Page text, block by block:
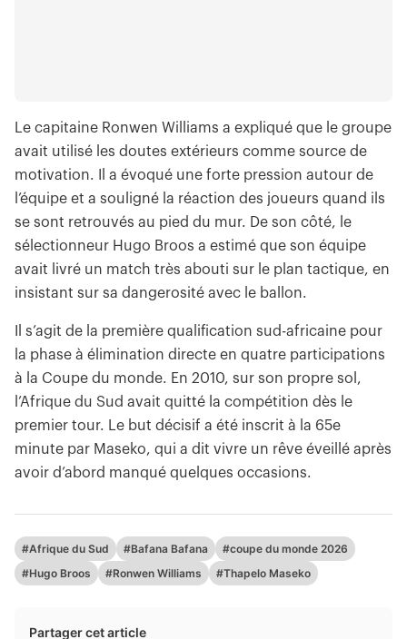
Le capitaine Ronwen Williams a expliqué que le groupe
avait utilisé les doutes extérieurs comme source de
motivation. Il a évoqué une forte pression autour de
l’équipe et a souligné la réaction des joueurs quand ils
se sont retrouvés au pied du mur. De son côté, le
sélectionneur Hugo Broos a estimé que son équipe
avait livré un match très abouti sur le plan tactique, en
insistant sur sa dangerosité avec le ballon.
Il s’agit de la première qualification sud-africaine pour
la phase à élimination directe en quatre participations
à la Coupe du monde. En 2010, sur son propre sol,
l’Afrique du Sud avait quitté la compétition dès le
premier tour. Le but décisif a été inscrit à la 65e
minute par Maseko, qui a dit vivre un rêve éveillé après
avoir d’abord manqué quelques occasions.
#Afrique du Sud #Bafana Bafana
#coupe du monde 2026
#Hugo Broos
#Ronwen Williams #Thapelo Maseko
Partager cet article